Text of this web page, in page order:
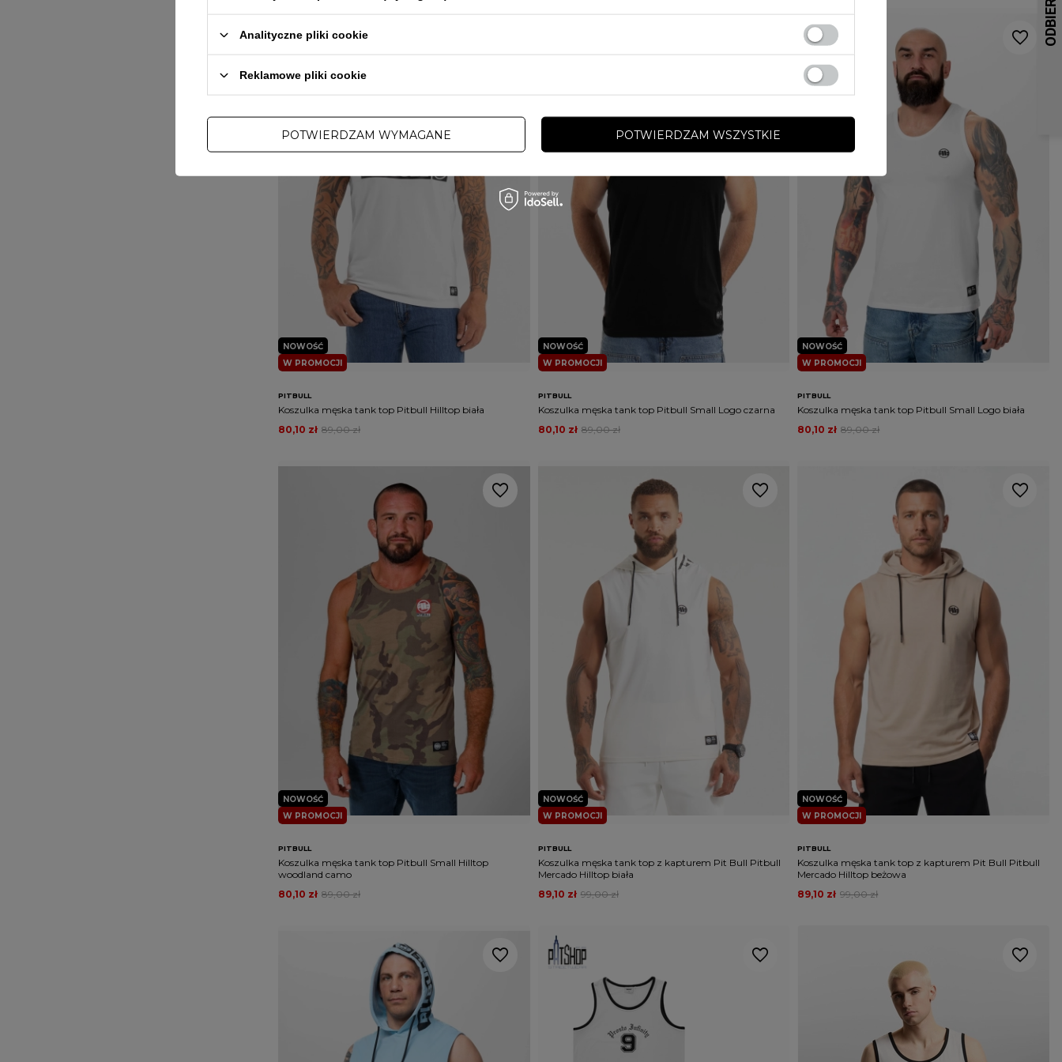
W PROMOCJI
NOWOŚĆ
PITBULL
Koszulka męska tank top Pitbull Hilltop biała
89,00 zł
80,10 zł
W PROMOCJI
NOWOŚĆ
PITBULL
Koszulka męska tank top Pitbull Small Logo czarna
89,00 zł
80,10 zł
W PROMOCJI
NOWOŚĆ
PITBULL
Koszulka męska tank top Pitbull Small Logo biała
89,00 zł
80,10 zł
W PROMOCJI
NOWOŚĆ
PITBULL
Koszulka męska tank top Pitbull Small Hilltop
woodland camo
89,00 zł
80,10 zł
W PROMOCJI
NOWOŚĆ
PITBULL
Koszulka męska tank top z kapturem Pit Bull Pitbull
Mercado Hilltop biała
99,00 zł
89,10 zł
W PROMOCJI
NOWOŚĆ
PITBULL
Koszulka męska tank top z kapturem Pit Bull Pitbull
Mercado Hilltop beżowa
99,00 zł
89,10 zł
Analityczne pliki cookie
Reklamowe pliki cookie
POTWIERDZAM WYMAGANE POTWIERDZAM WSZYSTKIE